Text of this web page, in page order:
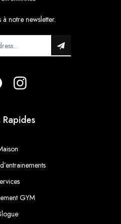
notre newsletter.
Rapides
GYM